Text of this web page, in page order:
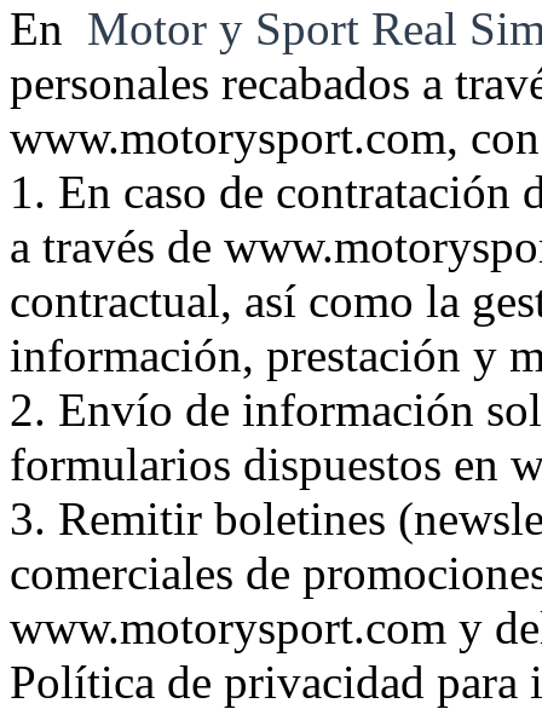
En Motor y Sport Real
personales recabados a
www.motorysport.com,
1. En caso de contratación
a través de
contractual, así como la
información, prestación y
2. Envío de información
formularios dispuestos en
3. Remitir boletines
comerciales de
www.motorysport.com y
Política de privacidad para